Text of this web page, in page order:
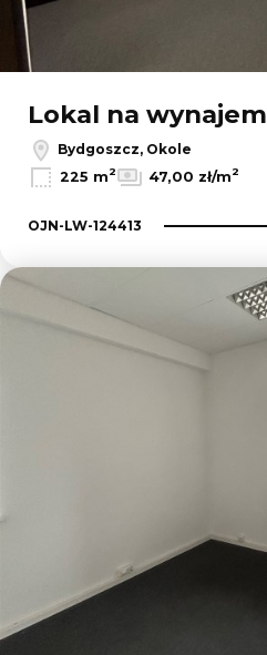
Lokal na wynajem
Bydgoszcz, Okole
225 m2 47,00 zł/m2
OJN-LW-124413